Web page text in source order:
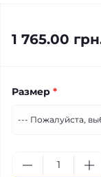
1 765.00
Размер *